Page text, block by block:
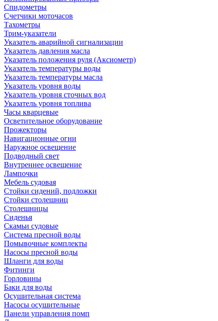
Спидометры
Счетчики моточасов
Тахометры
Трим-указатели
Указатель аварийной сигнализации
Указатель давления масла
Указатель положения руля (Аксиометр)
Указатель температуры воды
Указатель температуры масла
Указатель уровня воды
Указатель уровня сточных вод
Указатель уровня топлива
Часы кварцевые
Осветительное оборудование
Прожекторы
Навигационные огни
Наружное освещение
Подводный свет
Внутреннее освещение
Лампочки
Мебель судовая
Стойки сидений, подложки
Стойки столешниц
Столешницы
Сиденья
Скамьи судовые
Система пресной воды
Помывочные комплекты
Насосы пресной воды
Шланги для воды
Фитинги
Горловины
Баки для воды
Осушительная система
Насосы осушительные
Панели управления помп